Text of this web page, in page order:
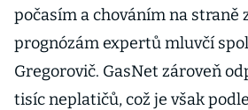
počasím a chováním na straně
prognózám expertů mluvčí
Gregorovič. GasNet zároveň
tisíc neplatičů, což je však